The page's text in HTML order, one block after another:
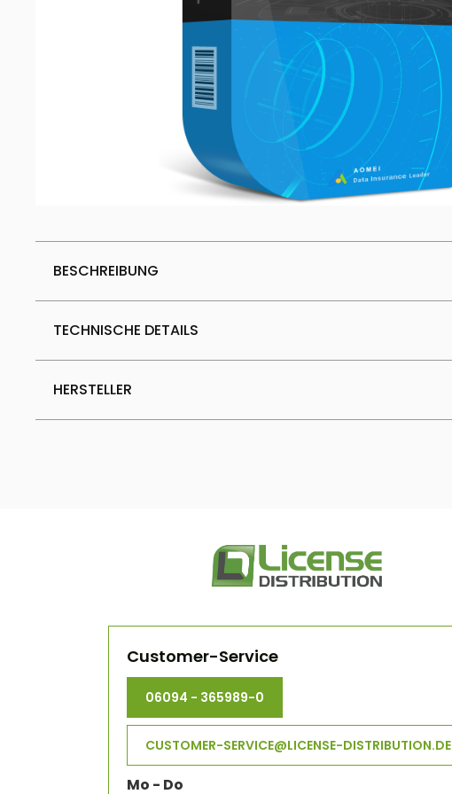
BESCHREIBUNG
TECHNISCHE DETAILS
HERSTELLER
Customer-Service
06094 - 365989-0
CUSTOMER-SERVICE@LICENSE-DISTRIBUTION.DE
Mo - Do